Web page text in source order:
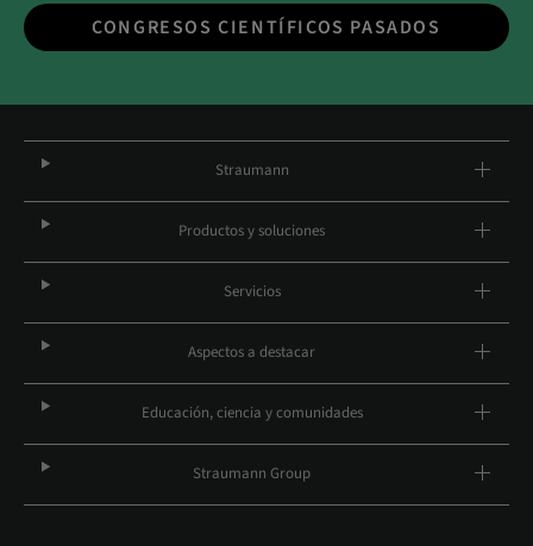
CONGRESOS CIENTÍFICOS PASADOS
Straumann
Productos y soluciones
Servicios
Aspectos a destacar
Educación, ciencia y comunidades
Straumann Group